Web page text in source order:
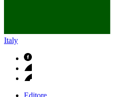
Italy
Editore